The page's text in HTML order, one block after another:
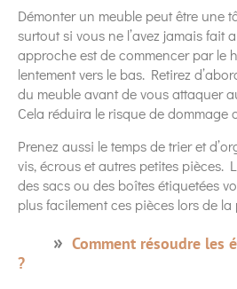
Démonter un meuble peut être une
surtout si vous ne l’avez jamais fait
approche est de commencer par le
lentement vers le bas. Retirez
du meuble avant de vous attaquer
Cela réduira le risque de dommage
Prenez aussi le temps de trier et
vis, écrous et autres petites pièces.
des sacs ou des boîtes étiquetées
plus facilement ces pièces lors de
Comment résoudre les
?